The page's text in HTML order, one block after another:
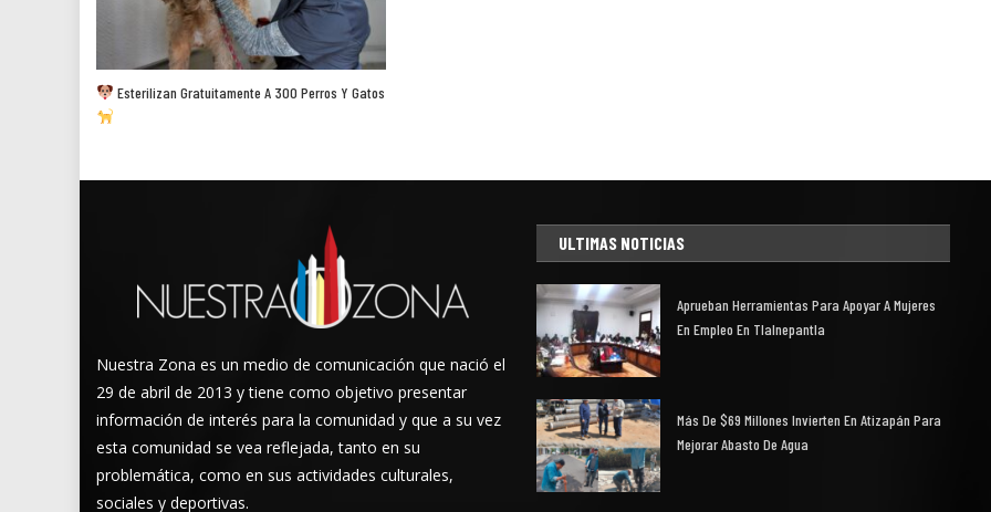
Esterilizan Gratuitamente A 300 Perros Y Gatos
Nuestra Zona es un medio de comunicación que nació el
29 de abril de 2013 y tiene como objetivo presentar
información de interés para la comunidad y que a su vez
esta comunidad se vea reflejada, tanto en su
problemática, como en sus actividades culturales,
sociales y deportivas.
ULTIMAS NOTICIAS
Aprueban Herramientas Para Apoyar A Mujeres
En Empleo En Tlalnepantla
Más De $69 Millones Invierten En Atizapán Para
Mejorar Abasto De Agua